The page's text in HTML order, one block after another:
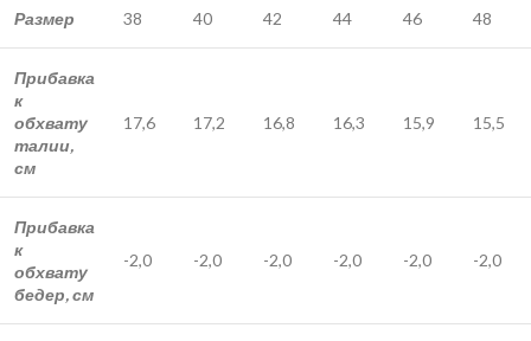
Размер 38 40 42 44 46 48
Прибавка
к
обхвату
талии,
см
17,6 17,2 16,8 16,3 15,9 15,5
Прибавка
к
обхвату
бедер, см
-2,0 -2,0 -2,0 -2,0 -2,0 -2,0